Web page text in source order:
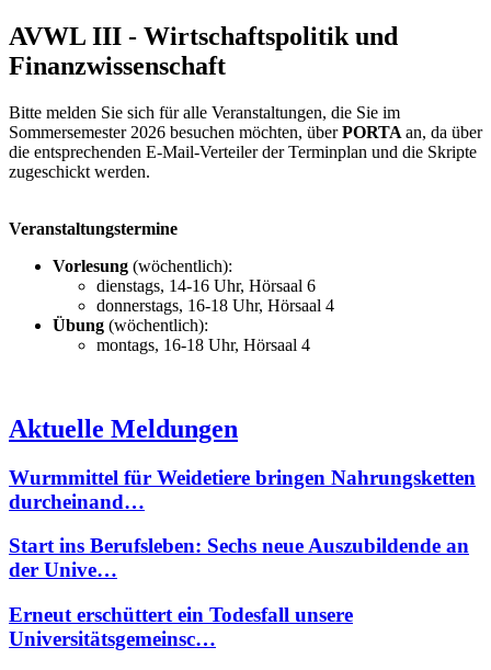
AVWL III - Wirtschaftspolitik und
Finanzwissenschaft
Bitte melden Sie sich für alle Veranstaltungen, die Sie im
Sommersemester 2026 besuchen möchten, überPORTA an, da über
die entsprechenden E-Mail-Verteiler der Terminplan und die Skripte
zugeschickt werden.
Veranstaltungstermine
Vorlesung (wöchentlich):
dienstags, 14-16 Uhr, Hörsaal 6
donnerstags, 16-18 Uhr, Hörsaal 4
Übung (wöchentlich):
montags, 16-18 Uhr, Hörsaal 4
Aktuelle Meldungen
Wurmmittel für Weidetiere bringen Nahrungsketten
durcheinand…
Start ins Berufsleben: Sechs neue Auszubildende an
der Unive…
Erneut erschüttert ein Todesfall unsere
Universitätsgemeinsc…